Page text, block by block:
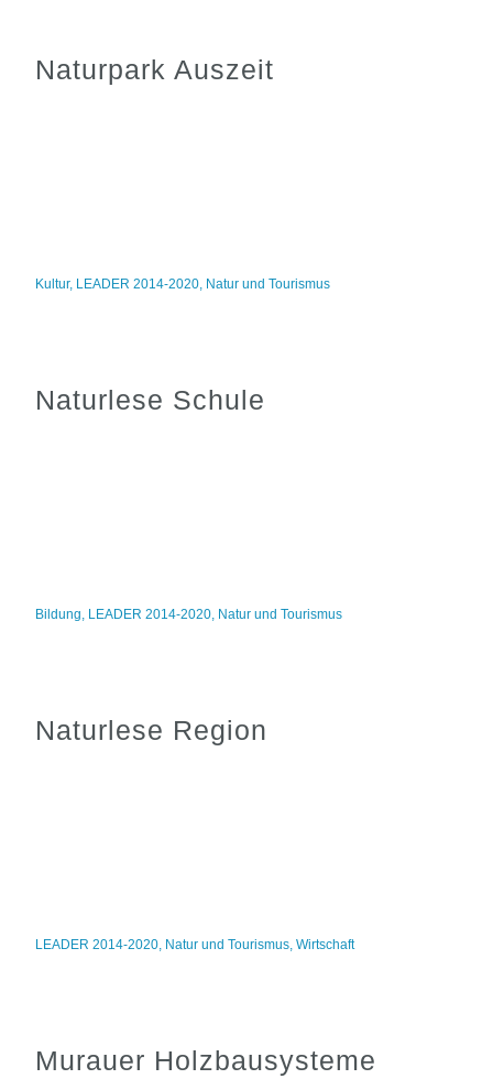
Naturpark Auszeit
Kultur, LEADER 2014-2020, Natur und Tourismus
Naturlese Schule
Bildung, LEADER 2014-2020, Natur und Tourismus
Naturlese Region
LEADER 2014-2020, Natur und Tourismus,Wirtschaft
Murauer Holzbausysteme